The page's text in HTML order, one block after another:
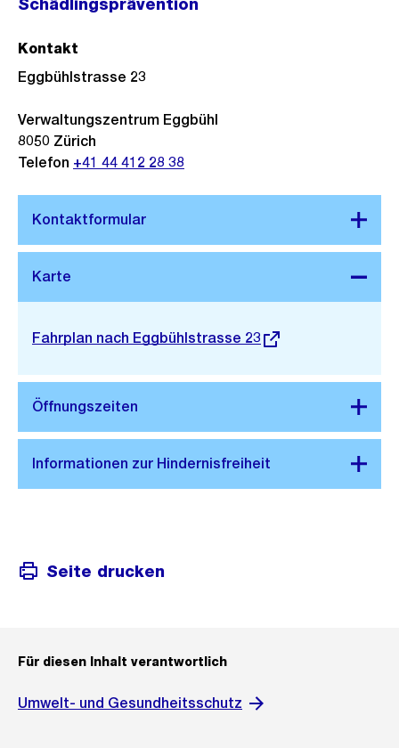
Schädlingsprävention
Stadtplan 3D
Externer
Fahrplan nach Eggbühlstrasse 23
Kontakt
Eggbühlstrasse 23
Verwaltungszentrum Eggbühl
8050 Zürich
Telefon +41 44 412 28 38
Seite drucken
Für diesen Inhalt verantwortlich
Umwelt- und Gesundheitsschutz